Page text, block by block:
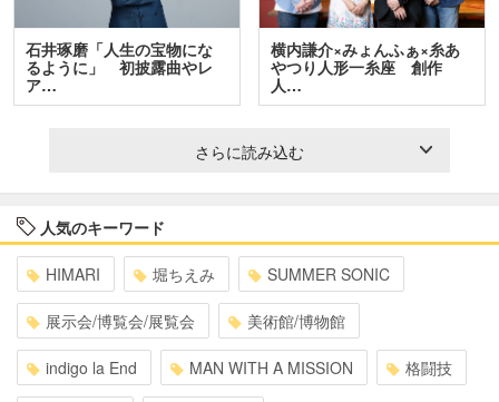
石井琢磨「人生の宝物にな
るように」 初披露曲やレ
ア…
横内謙介×みょんふぁ×糸あ
やつり人形一糸座 創作
人…
さらに読み込む
人気のキーワード
HIMARI 堀ちえみ SUMMER SONIC
展示会/博覧会/展覧会 美術館/博物館
indigo la End MAN WITH A MISSION 格闘技